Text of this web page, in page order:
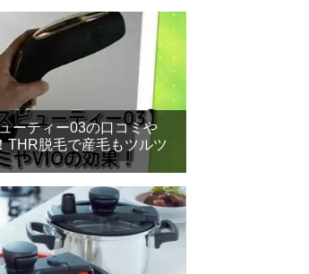
ーティー03の口コミや
THR脱毛で産毛もツルツ